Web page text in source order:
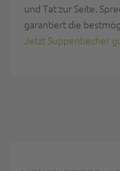
und Tat zur Seite.
garantiert die
Jetzt Suppenbecher